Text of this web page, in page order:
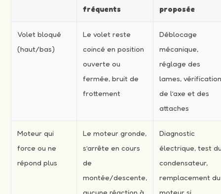
fréquents
proposée
Volet bloqué
(haut/bas)
Le volet reste
coincé en position
ouverte ou
fermée, bruit de
frottement
Déblocage
mécanique,
réglage des
lames,
de l’axe et des
attaches
Moteur qui
force ou ne
répond plus
Le moteur gronde,
s’arrête en cours
de
montée/descente,
Diagnostic
électrique, test
condensateur,
remplacement du